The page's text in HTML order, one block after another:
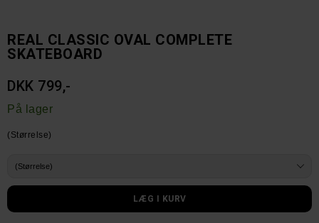
REAL CLASSIC OVAL COMPLETE
SKATEBOARD
DKK 799,-
På lager
(Størrelse)